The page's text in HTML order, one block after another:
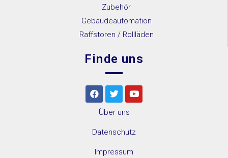
Zubehör
Gebäudeautomation
Raffstoren / Rollläden
Finde uns
Über uns
Datenschutz
Impressum